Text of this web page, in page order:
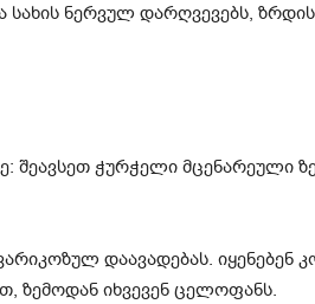
სახის ნერვულ დარღვევებს,
დაავადებას. იყენებენ
ზემოდან იხვევენ ცელოფანს.